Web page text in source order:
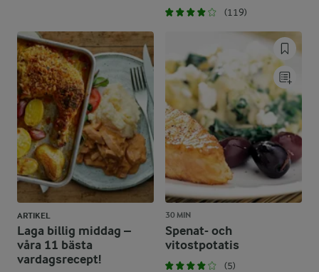
(119)
ARTIKEL
Laga billig middag –
våra 11 bästa
vardagsrecept!
30 MIN
Spenat- och
vitostpotatis
(5)